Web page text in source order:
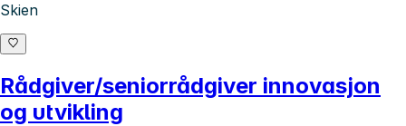
Skien
Rådgiver/seniorrådgiver innovasjon
og utvikling